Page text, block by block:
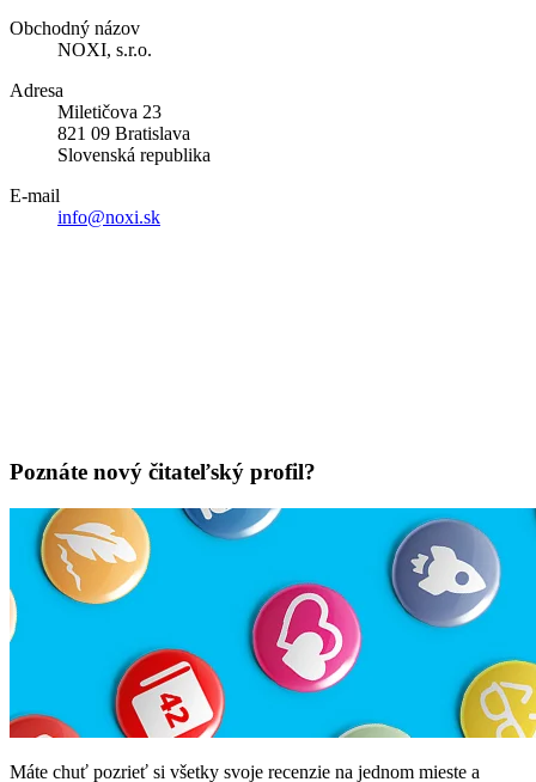
Obchodný názov
NOXI, s.r.o.
Adresa
Miletičova 23
821 09 Bratislava
Slovenská republika
E-mail
info@noxi.sk
Poznáte nový čitateľský profil?
Máte chuť pozrieť si všetky svoje recenzie na jednom mieste a